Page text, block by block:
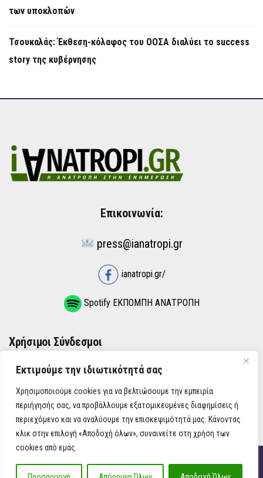
Εκτιμούμε την ιδιωτικότητά σας
Χρησιμοποιούμε cookies για να βελτιώσουμε την εμπειρία
περιήγησής σας, να προβάλλουμε εξατομικευμένες διαφημίσεις ή
περιεχόμενο και να αναλύουμε την επισκεψιμότητά μας. Κάνοντας
κλικ στην επιλογή «Αποδοχή όλων», συναινείτε στη χρήση των
cookies από εμάς.
των υποκλοπών
Τσουκαλάς: Έκθεση-κόλαφος του ΟΟΣΑ διαλύει το success
story της κυβέρνησης
Επικοινωνία:
press@ianatropi.gr
ianatropi.gr/
Spotify ΕΚΠΟΜΠΗ ΑΝΑΤΡΟΠΗ
Χρήσιμοι Σύνδεσμοι
ΌΡΟΙ ΧΡΉΣΗΣ
ΠΟΛΙΤΙΚΉ ΑΠΟΡΡΉΤΟΥ
iAnatropi ©